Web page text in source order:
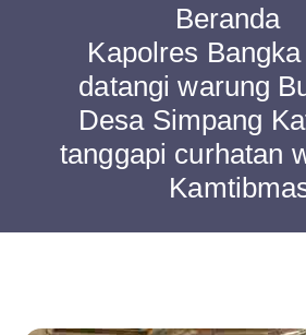
Beranda
Kapolres Bangka
datangi warung
Desa Simpang
tanggapi curhatan